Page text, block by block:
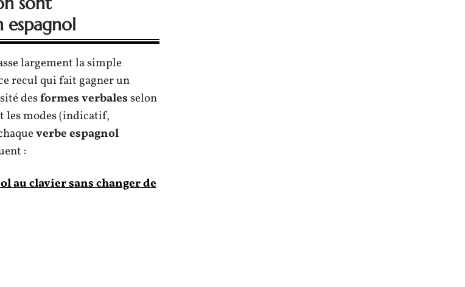
espagnol
largement la simple
recul qui fait gagner un
desformes verbalesselon
modes (indicatif,
verbe espagnol
:
au clavier sans changer de